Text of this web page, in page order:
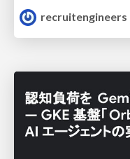
recruitengineers